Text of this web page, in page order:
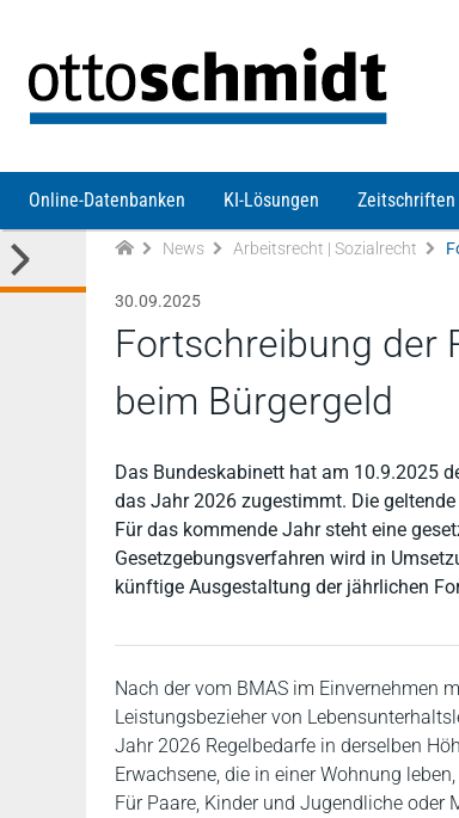
Online-Datenbanken KI-Lösungen Zeitschriften
News Arbeitsrecht | Sozialrecht
30.09.2025
Fortschreibung der
beim Bürgergeld
Das Bundeskabinett hat am 10.9.2025
das Jahr 2026 zugestimmt. Die
Für das kommende Jahr steht eine
Gesetzgebungsverfahren wird in
künftige Ausgestaltung der jährlichen
Nach der vom BMAS im Einvernehmen
Leistungsbezieher von
Jahr 2026 Regelbedarfe in derselben
Erwachsene, die in einer Wohnung
Für Paare, Kinder und Jugendliche